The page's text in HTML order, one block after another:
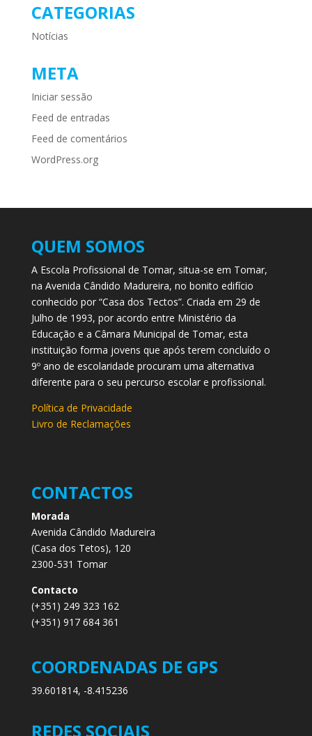
CATEGORIAS
Notícias
META
Iniciar sessão
Feed de entradas
Feed de comentários
WordPress.org
QUEM SOMOS
A Escola Profissional de Tomar, situa-se em Tomar,
na Avenida Cândido Madureira, no bonito edifício
conhecido por “Casa dos Tectos”. Criada em 29 de
Julho de 1993, por acordo entre Ministério da
Educação e a Câmara Municipal de Tomar, esta
instituição forma jovens que após terem concluído o
9º ano de escolaridade procuram uma alternativa
diferente para o seu percurso escolar e profissional.
Política de Privacidade
Livro de Reclamações
CONTACTOS
Morada
Avenida Cândido Madureira
(Casa dos Tetos), 120
2300-531 Tomar
Contacto
(+351) 249 323 162
(+351) 917 684 361
COORDENADAS DE GPS
39.601814, -8.415236
REDES SOCIAIS